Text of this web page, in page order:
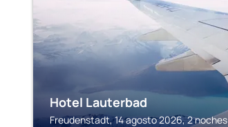
Hotel Lauterbad
Freudenstadt, 14 agosto 2026, 2 noches